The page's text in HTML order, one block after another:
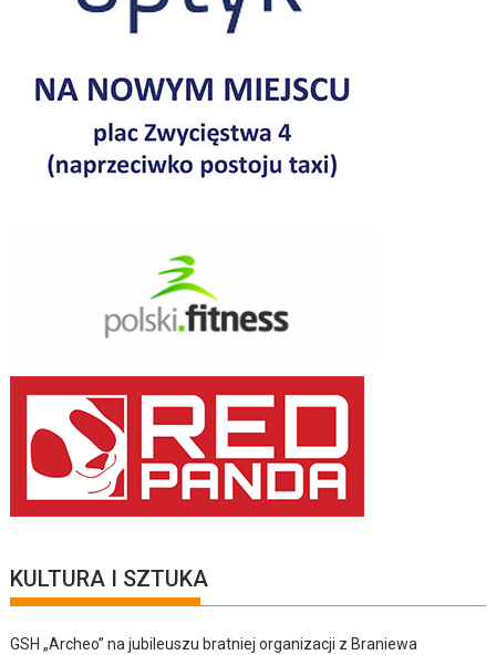
KULTURA I SZTUKA
GSH „Archeo” na jubileuszu bratniej organizacji z Braniewa